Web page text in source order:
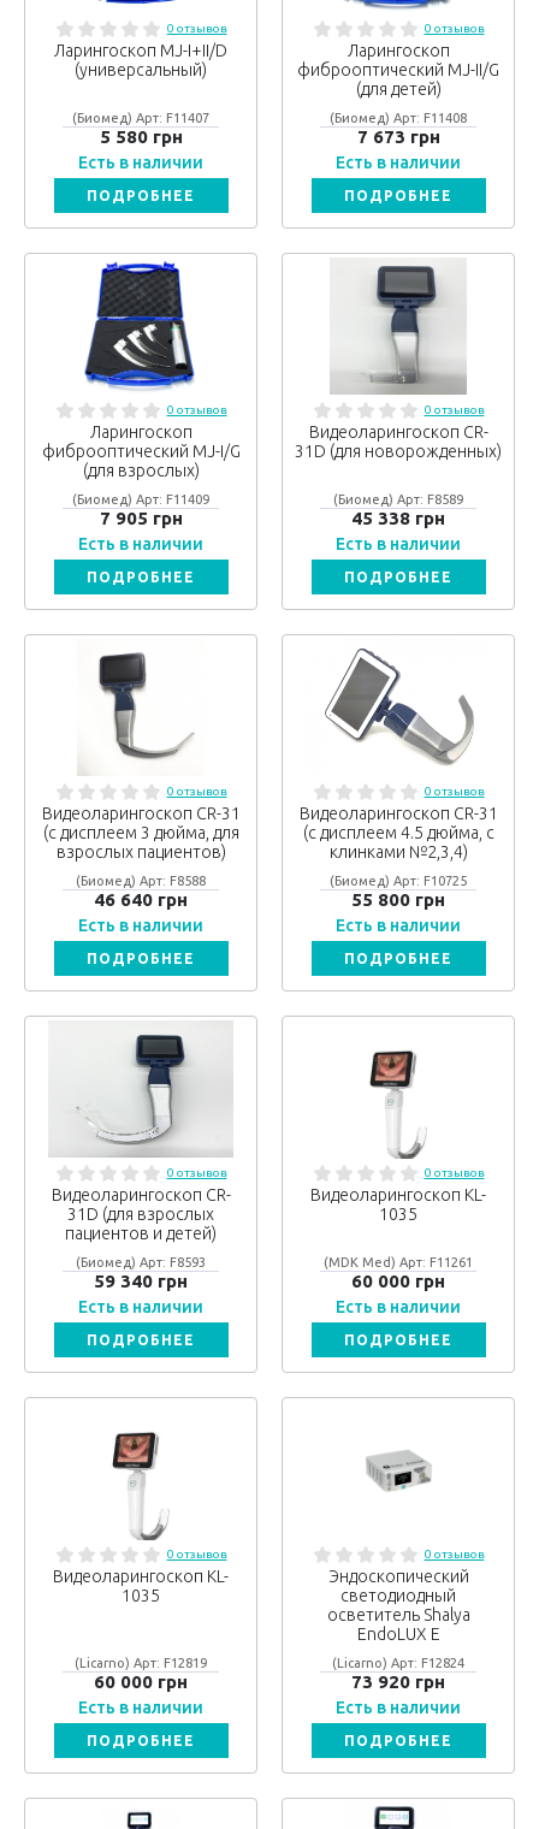
0 отзывов
Ларингоскоп MJ-I+II/D
(универсальный)
(Биомед) Арт: F11407
5 580 грн
Есть в наличии
ПОДРОБНЕЕ
0 отзывов
Ларингоскоп
фиброоптический MJ-II/G
(для детей)
(Биомед) Арт: F11408
7 673 грн
Есть в наличии
ПОДРОБНЕЕ
0 отзывов
Ларингоскоп
фиброоптический MJ-I/G
(для взрослых)
(Биомед) Арт: F11409
7 905 грн
Есть в наличии
ПОДРОБНЕЕ
0 отзывов
Видеоларингоскоп CR-
31D (для новорожденных)
(Биомед) Арт: F8589
45 338 грн
Есть в наличии
ПОДРОБНЕЕ
0 отзывов
Видеоларингоскоп CR-31
(с дисплеем 3 дюйма, для
взрослых пациентов)
(Биомед) Арт: F8588
46 640 грн
Есть в наличии
ПОДРОБНЕЕ
0 отзывов
Видеоларингоскоп CR-31
(с дисплеем 4.5 дюйма, с
клинками №2,3,4)
(Биомед) Арт: F10725
55 800 грн
Есть в наличии
ПОДРОБНЕЕ
0 отзывов
Видеоларингоскоп CR-
31D (для взрослых
пациентов и детей)
(Биомед) Арт: F8593
59 340 грн
Есть в наличии
ПОДРОБНЕЕ
0 отзывов
Видеоларингоскоп KL-
1035
(MDK Med) Арт: F11261
60 000 грн
Есть в наличии
ПОДРОБНЕЕ
0 отзывов
Видеоларингоскоп KL-
1035
(Licarno) Арт: F12819
60 000 грн
Есть в наличии
ПОДРОБНЕЕ
0 отзывов
Эндоскопический
светодиодный
осветитель Shalya
EndoLUX E
(Licarno) Арт: F12824
73 920 грн
Есть в наличии
ПОДРОБНЕЕ